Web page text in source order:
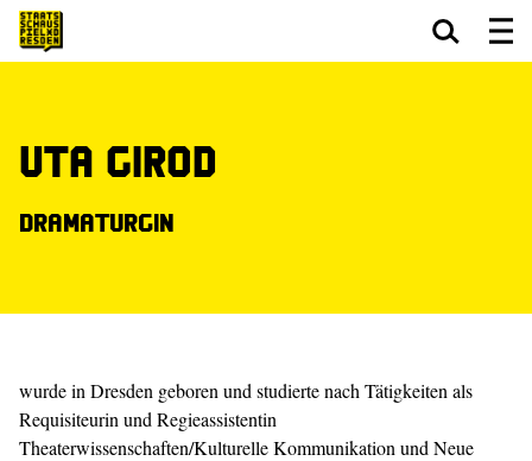
Uta Girod
Dramaturgin
wurde in Dresden geboren und studierte nach Tätigkeiten als
Requisiteurin und Regieassistentin
Theaterwissenschaften/Kulturelle Kommunikation und Neue